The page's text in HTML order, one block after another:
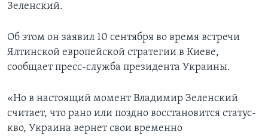
Зеленский.
Об этом он заявил 10 сентября во время встречи
Ялтинской европейской стратегии в Киеве,
сообщает пресс-служба президента Украины.
«Но в настоящий момент Владимир Зеленский
считает, что рано или поздно восстановится статус-
кво, Украина вернет свои временно